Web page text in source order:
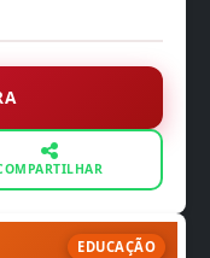
EDUCAÇÃO